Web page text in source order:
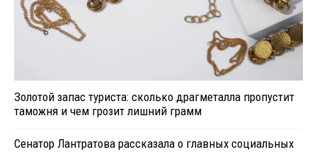
Золотой запас туриста: сколько драгметалла пропустит
таможня и чем грозит лишний грамм
Сенатор Лантратова рассказала о главных социальных